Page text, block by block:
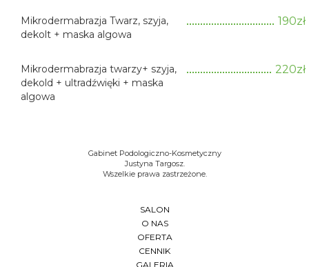
Mikrodermabrazja Twarz, szyja,
dekolt + maska algowa
190zł
Mikrodermabrazja twarzy+ szyja,
dekold + ultradźwięki + maska
algowa
220zł
Gabinet Podologiczno-Kosmetyczny
Justyna Targosz.
Wszelkie prawa zastrzeżone.
SALON
O NAS
OFERTA
CENNIK
GALERIA